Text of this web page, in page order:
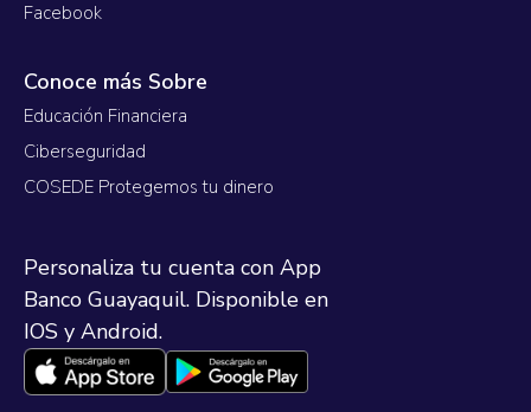
Facebook
Conoce más Sobre
Educación Financiera
Ciberseguridad
COSEDE Protegemos tu dinero
Personaliza tu cuenta con App
Banco Guayaquil. Disponible en
IOS y Android.